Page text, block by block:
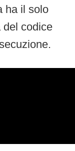
ha il solo
del codice